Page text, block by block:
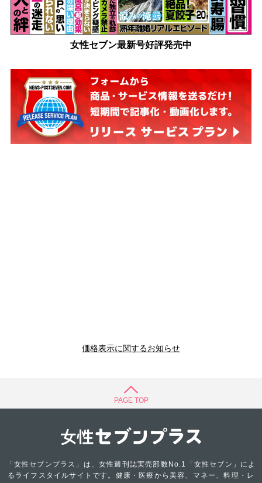
女性セブン最新号好評発売中
価格表示に関するお知らせ
PAGE TOP
「女性セブンプラス」は、女性週刊誌実売部数No.1「女性セブン」によ
るライフスタイルサイトです。健康・医療から美容、マネー、料理・レ